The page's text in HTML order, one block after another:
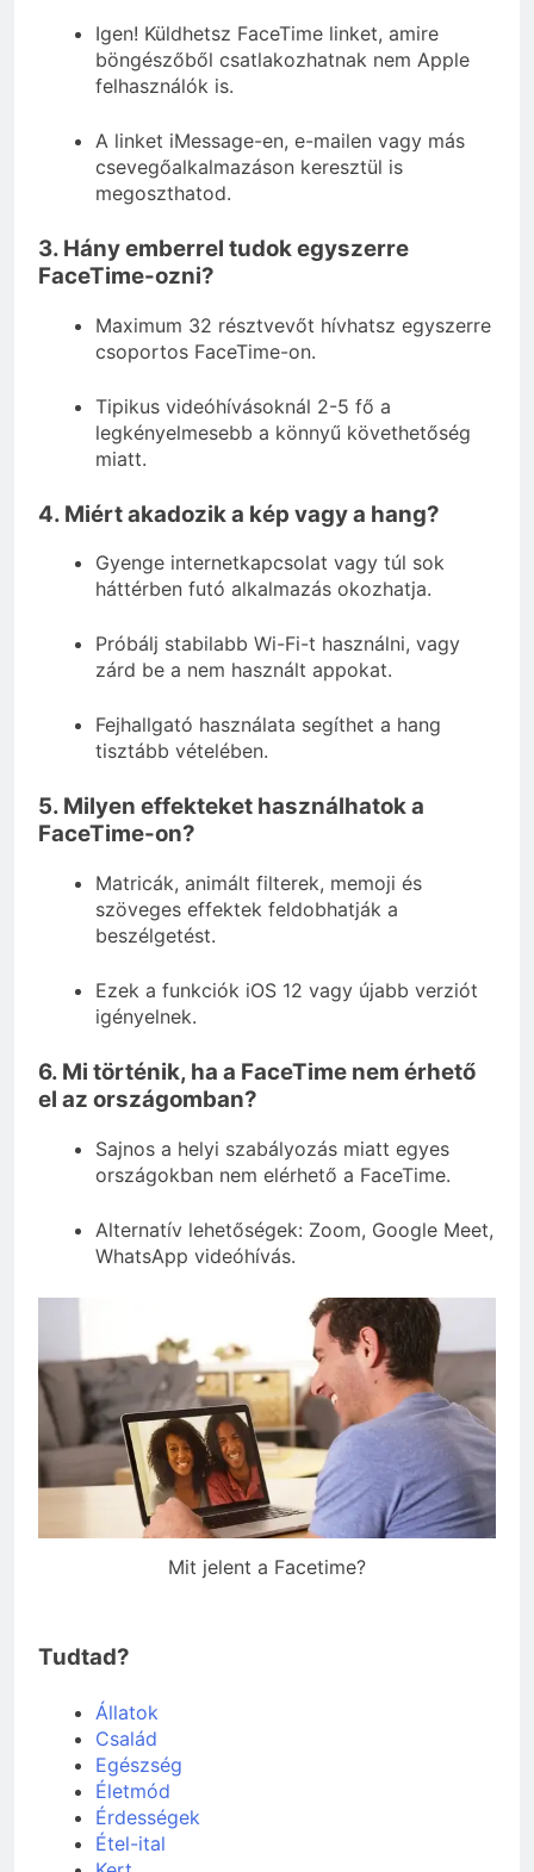
Igen! Küldhetsz FaceTime linket, amire
böngészőből csatlakozhatnak nem Apple
felhasználók is.
A linket iMessage-en, e-mailen vagy más
csevegőalkalmazáson keresztül is
megoszthatod.
3. Hány emberrel tudok egyszerre
FaceTime-ozni?
Maximum 32 résztvevőt hívhatsz egyszerre
csoportos FaceTime-on.
Tipikus videóhívásoknál 2-5 fő a
legkényelmesebb a könnyű követhetőség
miatt.
4. Miért akadozik a kép vagy a hang?
Gyenge internetkapcsolat vagy túl sok
háttérben futó alkalmazás okozhatja.
Próbálj stabilabb Wi-Fi-t használni, vagy
zárd be a nem használt appokat.
Fejhallgató használata segíthet a hang
tisztább vételében.
5. Milyen effekteket használhatok a
FaceTime-on?
Matricák, animált filterek, memoji és
szöveges effektek feldobhatják a
beszélgetést.
Ezek a funkciók iOS 12 vagy újabb verziót
igényelnek.
6. Mi történik, ha a FaceTime nem érhető
el az országomban?
Sajnos a helyi szabályozás miatt egyes
országokban nem elérhető a FaceTime.
Alternatív lehetőségek: Zoom, Google Meet,
WhatsApp videóhívás.
Mit jelent a Facetime?
Tudtad?
Állatok
Család
Egészség
Életmód
Érdességek
Étel-ital